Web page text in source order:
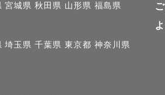
作例 もたくさんみれます
と撮影する角度・構図で
宮城県 秋田県 山形県 福島県
埼玉県 千葉県 東京都 神奈川県